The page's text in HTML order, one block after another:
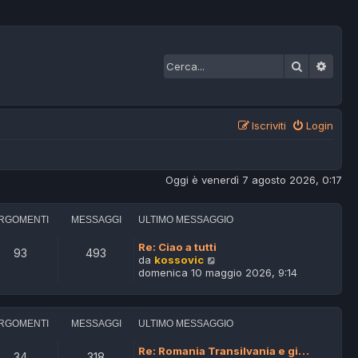
Cerca
Login
Iscriviti
Oggi è venerdì 7 agosto 2026, 0:17
MESSAGGI ULTIMO MESSAGGIO
93 493
Re: Ciao a tutti
da kossovic
e
i
u
l
i
domenica 10 maggio 2026, 9:14
MESSAGGI ULTIMO MESSAGGIO
Re: Romania Transilvania e gi…